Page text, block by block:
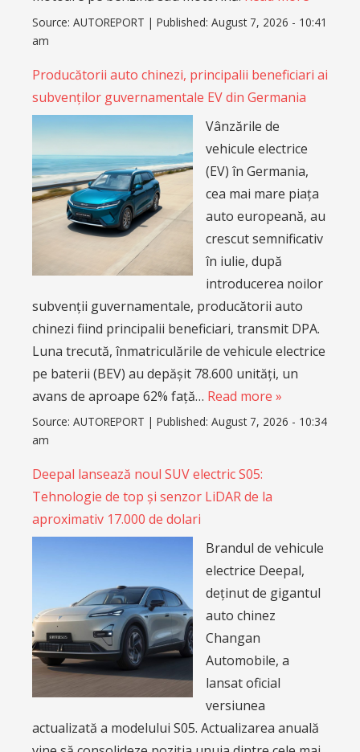
Source: AUTOREPORT | Published: August 7, 2026 - 10:41
am
Producătorii auto chinezi, principalii beneficiari ai
subvenților guvernamentale EV din Germania
Vânzările de
vehicule electrice
(EV) în Germania,
cea mai mare piața
auto europeană, au
crescut semnificativ
în iulie, după
introducerea noilor
subvenții guvernamentale, producătorii auto
chinezi fiind principalii beneficiari, transmit DPA.
Luna trecută, înmatriculările de vehicule electrice
pe baterii (BEV) au depășit 78.600 unități, un
avans de aproape 62% față… Read more »
Source: AUTOREPORT | Published: August 7, 2026 - 10:34
am
Deepal lansează noul SUV electric S05:
Tehnologie de top și senzor LiDAR de la
aproximativ 17.000 de dolari
Brandul de vehicule
electrice Deepal,
deținut de gigantul
auto chinez
Changan
Automobile, a
lansat oficial
versiunea
actualizată a modelului S05. Actualizarea anuală